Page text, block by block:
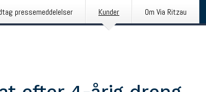
pressemeddelelser Kunder Om Via Ritzau